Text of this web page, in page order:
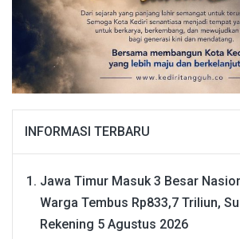
INFORMASI TERBARU
Jawa Timur Masuk 3 Besar
Warga Tembus Rp833,7 Triliun,
Rekening 5 Agustus 2026